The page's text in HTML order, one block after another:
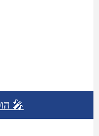
הופעות חיות בחו"ל 🎤